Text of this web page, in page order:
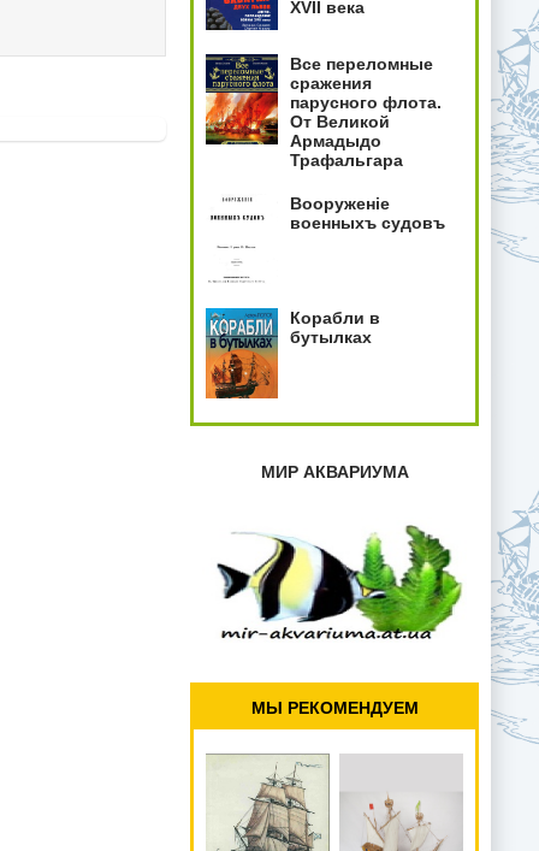
XVII века
Все переломные
сражения
парусного флота.
От Великой
Армадыдо
Трафальгара
Вооруженiе
военныхъ судовъ
Корабли в
бутылках
МИР АКВАРИУМА
МЫ РЕКОМЕНДУЕМ